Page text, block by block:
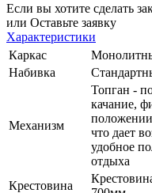
Если вы хотите сделать
или Оставьте заявку
Характеристики
Каркас
Набивка
Механизм
Топган -
качание,
что дает
удобное
отдыха
Крестовина